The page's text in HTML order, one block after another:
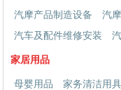
汽摩产品制造设备
汽
汽车及配件维修安装
家居用品
母婴用品 家务清洁用具